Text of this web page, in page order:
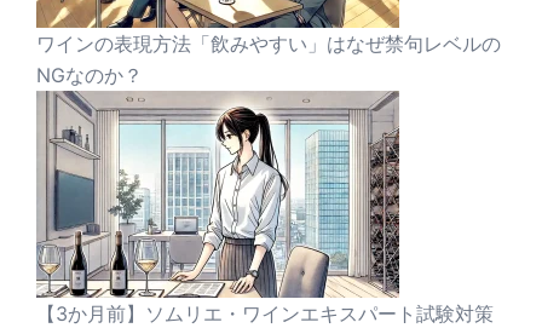
ワインの表現方法「飲みやすい」はなぜ禁句レベルの
NGなのか？
【3か月前】ソムリエ・ワインエキスパート試験対策